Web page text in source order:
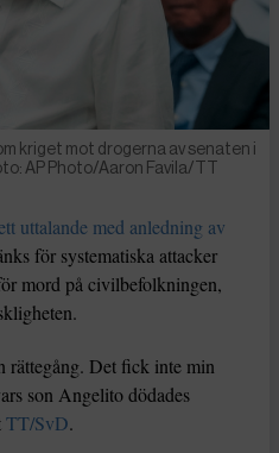
kriget mot drogerna av senaten i
AP Photo/Aaron Favila/TT
uttalande med anledning av
för systematiska attacker
mord på civilbefolkningen,
rättegång. Det fick inte min
son Angelito dödades
TT/SvD.